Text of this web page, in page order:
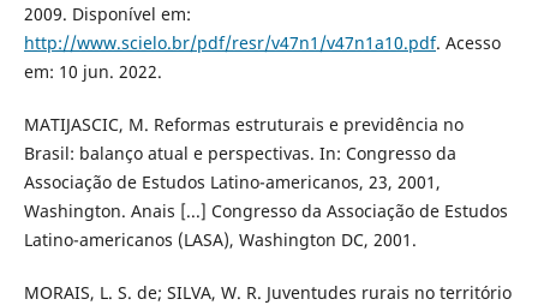
2009. Disponível em:
http://www.scielo.br/pdf/resr/v47n1/v47n1a10.pdf. Acesso
em: 10 jun. 2022.
MATIJASCIC, M. Reformas estruturais e previdência no
Brasil: balanço atual e perspectivas. In: Congresso da
Associação de Estudos Latino-americanos, 23, 2001,
Washington. Anais [...] Congresso da Associação de Estudos
Latino-americanos (LASA), Washington DC, 2001.
MORAIS, L. S. de; SILVA, W. R. Juventudes rurais no território